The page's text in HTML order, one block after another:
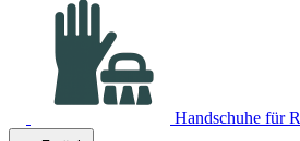
Handschuhe für